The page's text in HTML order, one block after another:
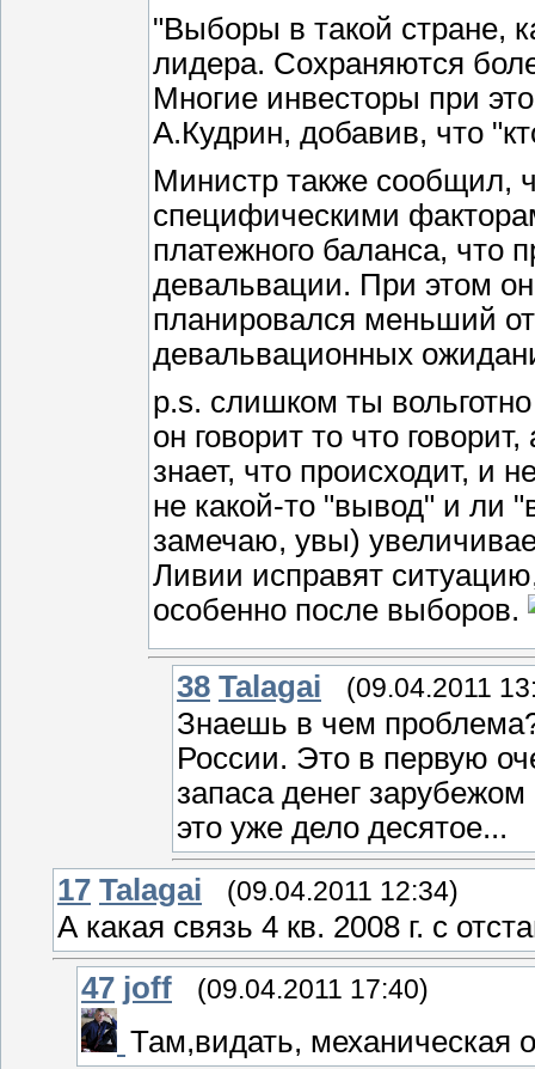
"Выборы в такой стране,
лидера. Сохраняются
Многие инвесторы при
А.Кудрин, добавив, что
Министр также сообщил,
специфическими
платежного баланса, что
девальвации. При этом
планировался меньший
девальвационных
p.s. слишком ты
он говорит то что
знает, что происходит, и
не какой-то "вывод" и ли
замечаю, увы)
Ливии исправят
особенно после выборов.
38 Talagai (09.04.2011
Знаешь в чем
России. Это в первую
запаса денег
это уже дело десятое...
17 Talagai (09.04.2011 12:34)
А какая связь 4 кв. 2008 г. с
47 joff (09.04.2011 17:40)
Там,видать, механическая